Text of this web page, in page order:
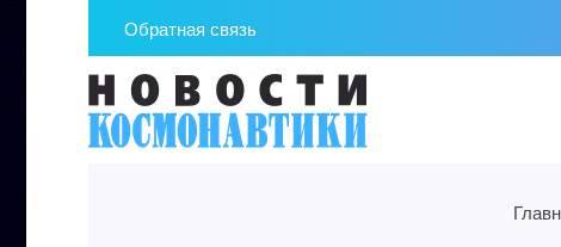
Обратная связь